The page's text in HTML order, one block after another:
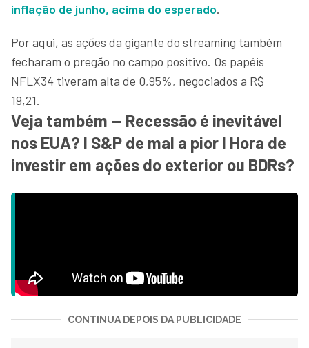
inflação de junho, acima do esperado.
Por aqui, as ações da gigante do streaming também
fecharam o pregão no campo positivo. Os papéis
NFLX34 tiveram alta de 0,95%, negociados a R$
19,21.
Veja também — Recessão é inevitável
nos EUA? I S&P de mal a pior I Hora de
investir em ações do exterior ou BDRs?
CONTINUA DEPOIS DA PUBLICIDADE